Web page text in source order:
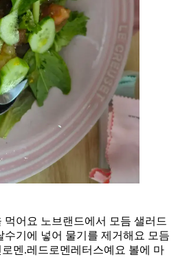
어요 노브랜드에서 모듬 샐러드
기에 넣어 물기를 제거해요 모듬
멘.레드로멘레터스예요 볼에 마